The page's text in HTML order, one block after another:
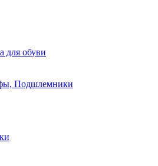
для обуви
Подшлемники